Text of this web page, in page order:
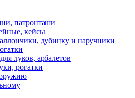
патронташи
кейсы
дубинку и наручники
луков, арбалетов
рогатки
оружию